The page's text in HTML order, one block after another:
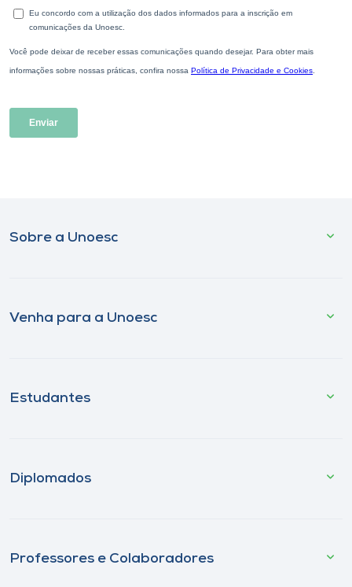
Sobre a Unoesc
Venha para a Unoesc
Estudantes
Diplomados
Professores e Colaboradores